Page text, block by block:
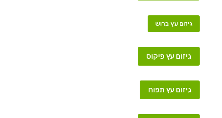
גיזום עץ ברוש
גיזום עץ פיקוס
גיזום עץ תפוח